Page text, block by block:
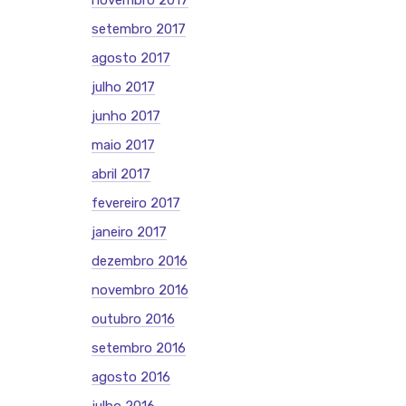
setembro 2017
agosto 2017
julho 2017
junho 2017
maio 2017
abril 2017
fevereiro 2017
janeiro 2017
dezembro 2016
novembro 2016
outubro 2016
setembro 2016
agosto 2016